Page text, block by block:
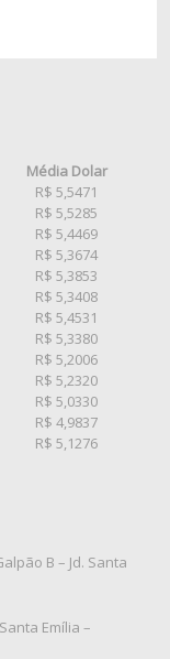
Média Dolar
R$ 5,5471
R$ 5,5285
R$ 5,4469
R$ 5,3674
R$ 5,3853
R$ 5,3408
R$ 5,4531
R$ 5,3380
R$ 5,2006
R$ 5,2320
R$ 5,0330
R$ 4,9837
R$ 5,1276
B – Jd. Santa
Emília –